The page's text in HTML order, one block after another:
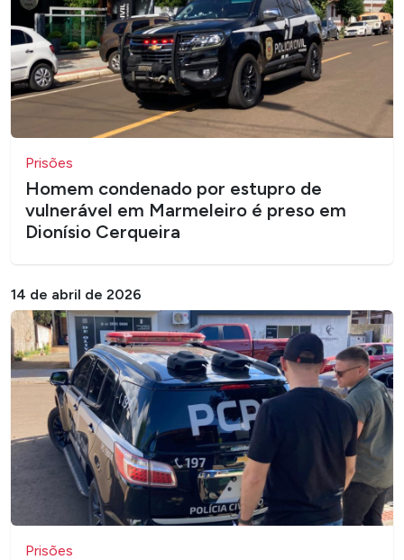
Prisões
Homem condenado por estupro de
vulnerável em Marmeleiro é preso em
Dionísio Cerqueira
14 de abril de 2026
Prisões